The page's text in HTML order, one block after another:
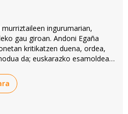
ingurumarian,
gau giroan. Andoni Egaña
kritikatzen duena, ordea,
da; euskarazko esamoldeak